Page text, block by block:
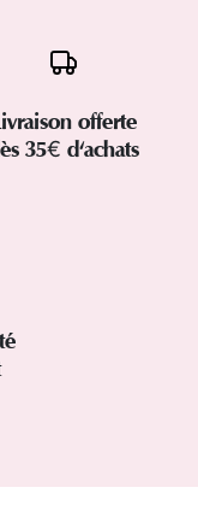
offerte
35€ d'achats